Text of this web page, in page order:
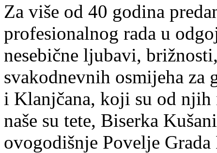
Za više od 40 godina
profesionalnog rada u
nesebične ljubavi,
svakodnevnih osmijeha za
i Klanjčana, koji su od
naše su tete, Biserka
ovogodišnje Povelje